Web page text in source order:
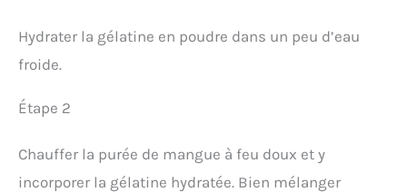
Hydrater la gélatine en poudre dans un peu d’eau
froide.
Étape 2
Chauffer la purée de mangue à feu doux et y
incorporer la gélatine hydratée. Bien mélanger